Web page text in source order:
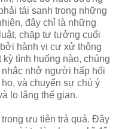
tái sanh trong những
đây chỉ là những
chặp tư tưởng cuối
hành vi cư xử thông
tình huống nào, chúng
nhở người hấp hối
và chuyển sự chú ý
lo lắng thế gian.
ưu tiên trả quả. Ðây